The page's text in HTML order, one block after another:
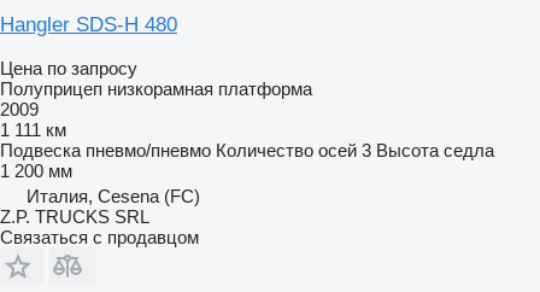
Hangler SDS-H 480
Цена по запросу
Полуприцеп низкорамная платформа
2009
1 111 км
Подвеска пневмо/пневмо Количество осей 3 Высота седла
1 200 мм
Италия, Cesena (FC)
Z.P. TRUCKS SRL
Связаться с продавцом